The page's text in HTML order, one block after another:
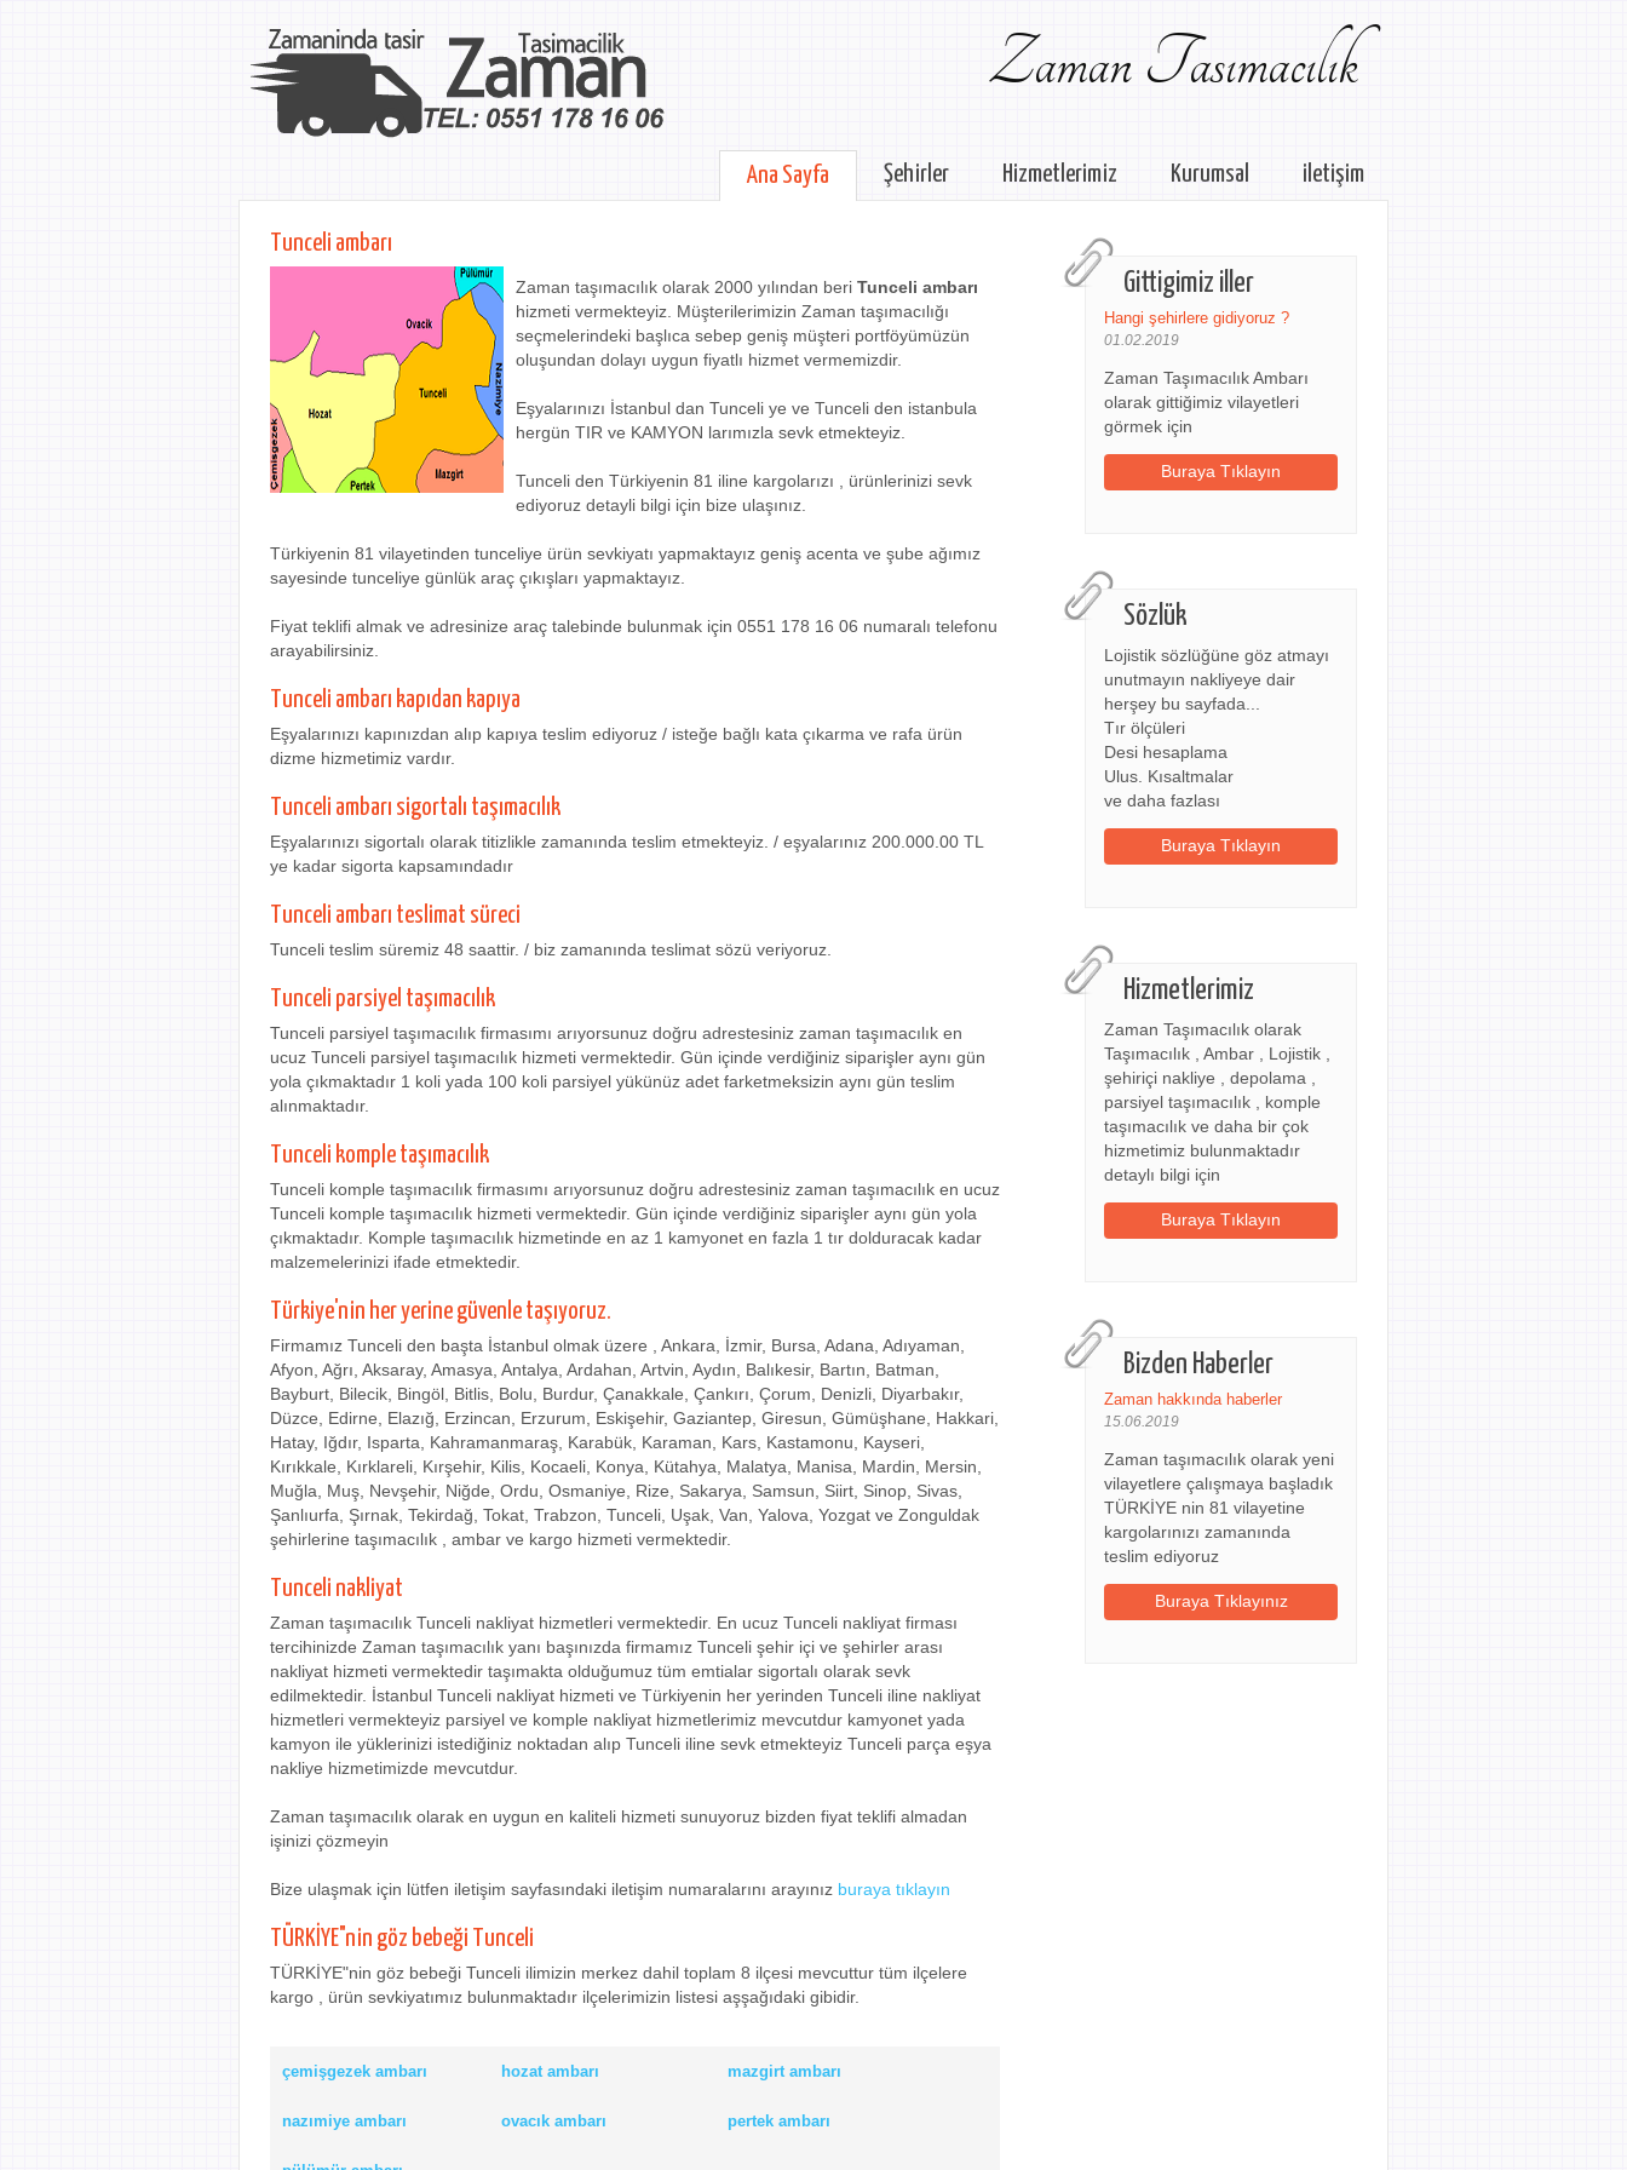
Zaman Tasımacılık
Ana Sayfa Şehirler Hizmetlerimiz Kurumsal iletişim
Gittigimiz iller
Hangi şehirlere gidiyoruz ?
01.02.2019
Zaman Taşımacılık Ambarı
olarak gittiğimiz vilayetleri
görmek için
Buraya Tıklayın
Sözlük
Lojistik sözlüğüne göz atmayı
unutmayın nakliyeye dair
herşey bu sayfada...
Tır ölçüleri
Desi hesaplama
Ulus. Kısaltmalar
ve daha fazlası
Buraya Tıklayın
Hizmetlerimiz
Zaman Taşımacılık olarak
Taşımacılık , Ambar , Lojistik ,
şehiriçi nakliye , depolama ,
parsiyel taşımacılık , komple
taşımacılık ve daha bir çok
hizmetimiz bulunmaktadır
detaylı bilgi için
Buraya Tıklayın
Bizden Haberler
Zaman hakkında haberler
15.06.2019
Zaman taşımacılık olarak yeni
vilayetlere çalışmaya başladık
TÜRKİYE nin 81 vilayetine
kargolarınızı zamanında
teslim ediyoruz
Buraya Tıklayınız
Tunceli ambarı
Zaman taşımacılık olarak 2000 yılından beri Tunceli ambarı
hizmeti vermekteyiz. Müşterilerimizin Zaman taşımacılığı
seçmelerindeki başlıca sebep geniş müşteri portföyümüzün
oluşundan dolayı uygun fiyatlı hizmet vermemizdir.
Eşyalarınızı İstanbul dan Tunceli ye ve Tunceli den istanbula
hergün TIR ve KAMYON larımızla sevk etmekteyiz.
Tunceli den Türkiyenin 81 iline kargolarızı , ürünlerinizi sevk
ediyoruz detayli bilgi için bize ulaşınız.
Türkiyenin 81 vilayetinden tunceliye ürün sevkiyatı yapmaktayız geniş acenta ve şube ağımız
sayesinde tunceliye günlük araç çıkışları yapmaktayız.
Fiyat teklifi almak ve adresinize araç talebinde bulunmak için 0551 178 16 06 numaralı telefonu
arayabilirsiniz.
Tunceli ambarı kapıdan kapıya
Eşyalarınızı kapınızdan alıp kapıya teslim ediyoruz / isteğe bağlı kata çıkarma ve rafa ürün
dizme hizmetimiz vardır.
Tunceli ambarı sigortalı taşımacılık
Eşyalarınızı sigortalı olarak titizlikle zamanında teslim etmekteyiz. / eşyalarınız 200.000.00 TL
ye kadar sigorta kapsamındadır
Tunceli ambarı teslimat süreci
Tunceli teslim süremiz 48 saattir. / biz zamanında teslimat sözü veriyoruz.
Tunceli parsiyel taşımacılık
Tunceli parsiyel taşımacılık firmasımı arıyorsunuz doğru adrestesiniz zaman taşımacılık en
ucuz Tunceli parsiyel taşımacılık hizmeti vermektedir. Gün içinde verdiğiniz siparişler aynı gün
yola çıkmaktadır 1 koli yada 100 koli parsiyel yükünüz adet farketmeksizin aynı gün teslim
alınmaktadır.
Tunceli komple taşımacılık
Tunceli komple taşımacılık firmasımı arıyorsunuz doğru adrestesiniz zaman taşımacılık en ucuz
Tunceli komple taşımacılık hizmeti vermektedir. Gün içinde verdiğiniz siparişler aynı gün yola
çıkmaktadır. Komple taşımacılık hizmetinde en az 1 kamyonet en fazla 1 tır dolduracak kadar
malzemelerinizi ifade etmektedir.
Türkiye'nin her yerine güvenle taşıyoruz.
Firmamız Tunceli den başta İstanbul olmak üzere , Ankara, İzmir, Bursa, Adana, Adıyaman,
Afyon, Ağrı, Aksaray, Amasya, Antalya, Ardahan, Artvin, Aydın, Balıkesir, Bartın, Batman,
Bayburt, Bilecik, Bingöl, Bitlis, Bolu, Burdur, Çanakkale, Çankırı, Çorum, Denizli, Diyarbakır,
Düzce, Edirne, Elazığ, Erzincan, Erzurum, Eskişehir, Gaziantep, Giresun, Gümüşhane, Hakkari,
Hatay, Iğdır, Isparta, Kahramanmaraş, Karabük, Karaman, Kars, Kastamonu, Kayseri,
Kırıkkale, Kırklareli, Kırşehir, Kilis, Kocaeli, Konya, Kütahya, Malatya, Manisa, Mardin, Mersin,
Muğla, Muş, Nevşehir, Niğde, Ordu, Osmaniye, Rize, Sakarya, Samsun, Siirt, Sinop, Sivas,
Şanlıurfa, Şırnak, Tekirdağ, Tokat, Trabzon, Tunceli, Uşak, Van, Yalova, Yozgat ve Zonguldak
şehirlerine taşımacılık , ambar ve kargo hizmeti vermektedir.
Tunceli nakliyat
Zaman taşımacılık Tunceli nakliyat hizmetleri vermektedir. En ucuz Tunceli nakliyat firması
tercihinizde Zaman taşımacılık yanı başınızda firmamız Tunceli şehir içi ve şehirler arası
nakliyat hizmeti vermektedir taşımakta olduğumuz tüm emtialar sigortalı olarak sevk
edilmektedir. İstanbul Tunceli nakliyat hizmeti ve Türkiyenin her yerinden Tunceli iline nakliyat
hizmetleri vermekteyiz parsiyel ve komple nakliyat hizmetlerimiz mevcutdur kamyonet yada
kamyon ile yüklerinizi istediğiniz noktadan alıp Tunceli iline sevk etmekteyiz Tunceli parça eşya
nakliye hizmetimizde mevcutdur.
Zaman taşımacılık olarak en uygun en kaliteli hizmeti sunuyoruz bizden fiyat teklifi almadan
işinizi çözmeyin
Bize ulaşmak için lütfen iletişim sayfasındaki iletişim numaralarını arayınız buraya tıklayın
TÜRKİYE"nin göz bebeği Tunceli
TÜRKİYE"nin göz bebeği Tunceli ilimizin merkez dahil toplam 8 ilçesi mevcuttur tüm ilçelere
kargo , ürün sevkiyatımız bulunmaktadır ilçelerimizin listesi aşşağıdaki gibidir.
çemişgezek ambarı hozat ambarı mazgirt ambarı
nazımiye ambarı ovacık ambarı pertek ambarı